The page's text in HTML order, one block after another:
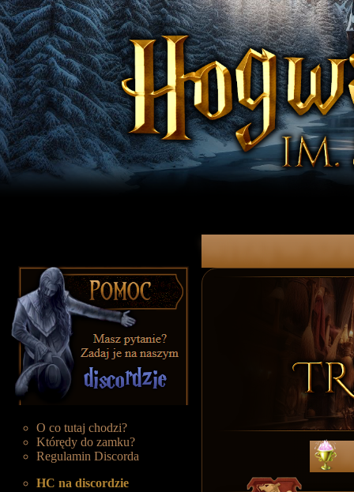
O co tutaj chodzi?
Którędy do zamku?
Regulamin Discorda
HC na discordzie
witaj w